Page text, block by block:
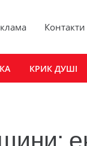
Контакти
КРИК ДУШІ